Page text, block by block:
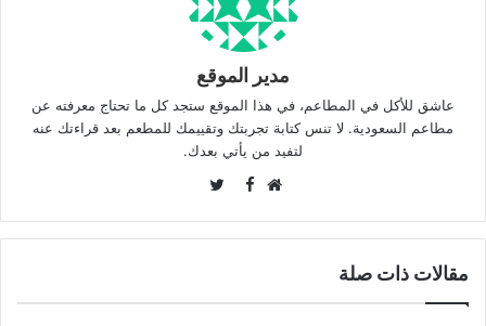
مدير الموقع
عاشق للأكل في المطاعم، في هذا الموقع ستجد كل ما تحتاج معرفته عن
مطاعم السعودية. لا تنس كتابة تجربتك وتقييمك للمطعم بعد قراءتك عنه
لتفيد من يأتي بعدك.
Facebook
مقالات ذات صلة